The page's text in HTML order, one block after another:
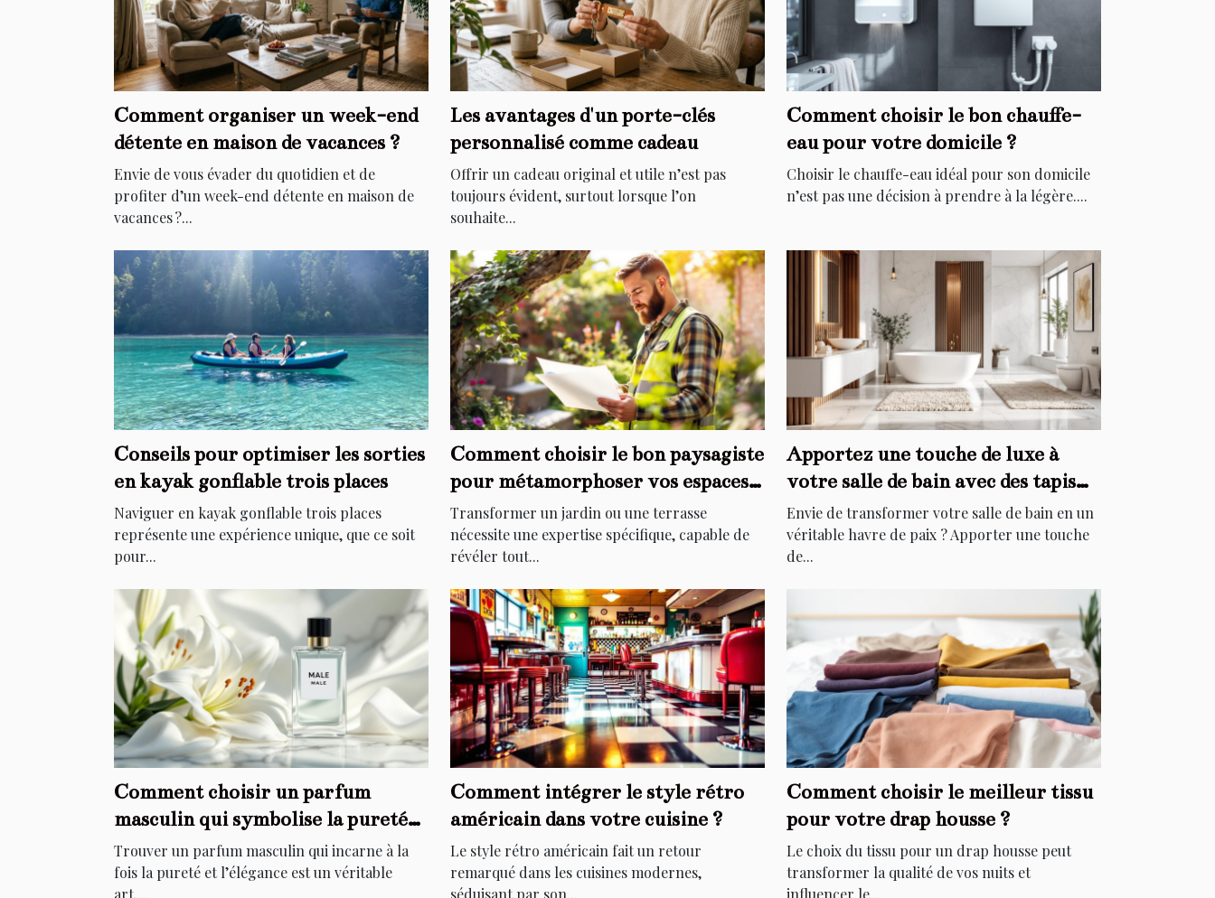
Comment organiser un week-end
détente en maison de vacances ?
Envie de vous évader du quotidien et de
profiter d’un week-end détente en maison de
vacances ?...
Les avantages d'un porte-clés
personnalisé comme cadeau
Offrir un cadeau original et utile n’est pas
toujours évident, surtout lorsque l’on
souhaite...
Comment choisir le bon chauffe-
eau pour votre domicile ?
Choisir le chauffe-eau idéal pour son domicile
n’est pas une décision à prendre à la légère....
Conseils pour optimiser les sorties
en kayak gonflable trois places
Naviguer en kayak gonflable trois places
représente une expérience unique, que ce soit
pour...
Comment choisir le bon paysagiste
pour métamorphoser vos espaces
extérieurs ?
Transformer un jardin ou une terrasse
nécessite une expertise spécifique, capable de
révéler tout...
Apportez une touche de luxe à
votre salle de bain avec des tapis
élégants
Envie de transformer votre salle de bain en un
véritable havre de paix ? Apporter une touche
de...
Comment choisir un parfum
masculin qui symbolise la pureté
et l'élégance ?
Trouver un parfum masculin qui incarne à la
fois la pureté et l’élégance est un véritable
Comment intégrer le style rétro
américain dans votre cuisine ?
Le style rétro américain fait un retour
remarqué dans les cuisines modernes,
Comment choisir le meilleur tissu
pour votre drap housse ?
Le choix du tissu pour un drap housse peut
transformer la qualité de vos nuits et